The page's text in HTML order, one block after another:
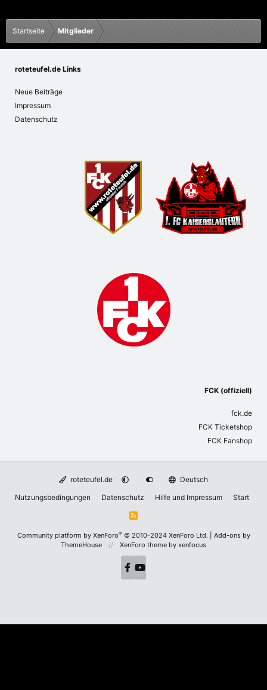
Startseite Mitglieder
roteteufel.de Links
Neue Beiträge
Impressum
Datenschutz
FCK (offiziell)
fck.de
FCK Ticketshop
FCK Fanshop
roteteufel.de
Deutsch
Nutzungsbedingungen
Datenschutz Hilfe und Impressum Start
R
Community platform by XenForo® © 2010-2024 XenForo Ltd.
Add-ons by
ThemeHouse
XenForo theme by xenfocus